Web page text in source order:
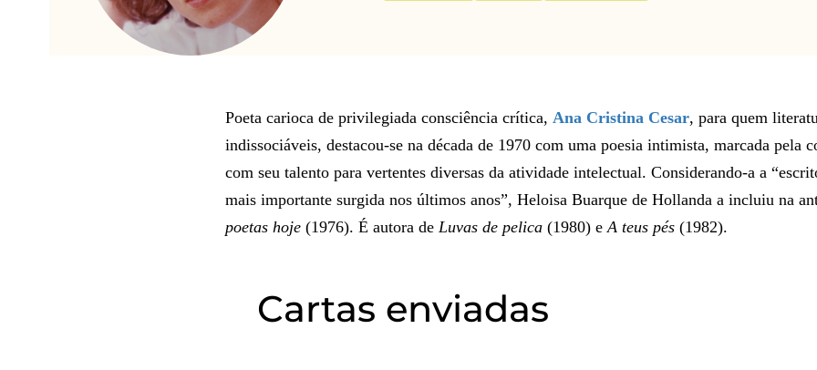
Poeta carioca de privilegiada consciência crítica, Ana Cristina Cesar, para quem
indissociáveis, destacou-se na década de 1970 com uma poesia intimista, marcada pela
com seu talento para vertentes diversas da atividade intelectual. Considerando-a a
mais importante surgida nos últimos anos”, Heloisa Buarque de Hollanda a incluiu na
poetas hoje(1976). É autora de Luvas de pelica(1980) eA teus pés(1982).
Cartas enviadas